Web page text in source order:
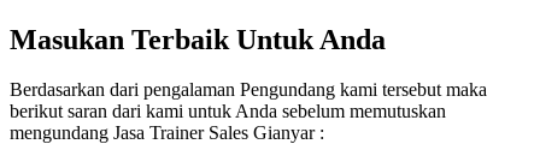
Masukan Terbaik Untuk Anda
Berdasarkan dari pengalaman Pengundang kami tersebut maka
berikut saran dari kami untuk Anda sebelum memutuskan
mengundang Jasa Trainer Sales Gianyar :